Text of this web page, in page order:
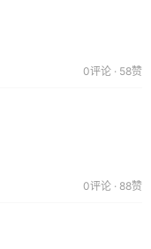
0评论 · 58赞
0评论 · 88赞